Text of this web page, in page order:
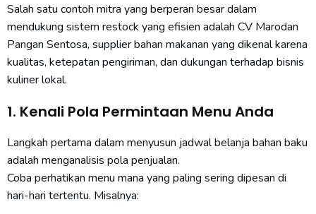
Salah satu contoh mitra yang berperan besar dalam
mendukung sistem restock yang efisien adalah CV Marodan
Pangan Sentosa, supplier bahan makanan yang dikenal karena
kualitas, ketepatan pengiriman, dan dukungan terhadap bisnis
kuliner lokal.
1. Kenali Pola Permintaan Menu Anda
Langkah pertama dalam menyusun jadwal belanja bahan baku
adalah menganalisis pola penjualan.
Coba perhatikan menu mana yang paling sering dipesan di
hari-hari tertentu. Misalnya: